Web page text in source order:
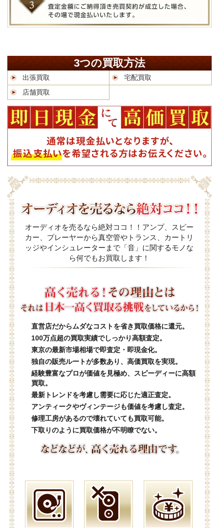
3つの買取方法
出張買取
宅配買取
店舗買取
オーディオを売るなら絶対ココ！！アンプ、スピー
カー、プレーヤーから真空管やトランス、カートリ
ッジやインシュレーターまで「音」に関するモノな
ら何でもお買取します！
直営店だからムダなコストを省き買取価格に還元。
100万点超の買取実績でしっかり高額査定。
東京の最新市場相場で即査定・即現金化。
独自の販売ルートが多数あり、高価買取を実現。
経験豊富なプロが価値を見極め、スピーディーに高額
買取。
最新トレンドを考慮し需要に応じた適正査定。
アンティークやヴィンテージも価値を考慮し査定。
修理工房があるので壊れていても買取可能。
下取りのように買取価格が不明瞭でない。